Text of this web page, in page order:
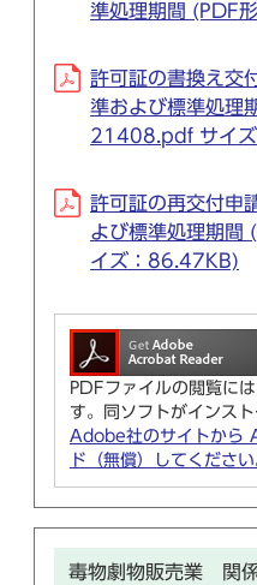
準処理期間 (PDF
許可証の書換え交
準および標準処理
21408.pdf サイ
許可証の再交付申
よび標準処理期
イズ：86.47KB)
PDFファイルの閲覧に
す。同ソフトがインス
Adobe社のサイトから
ド（無償）してください
毒物劇物販売業 関